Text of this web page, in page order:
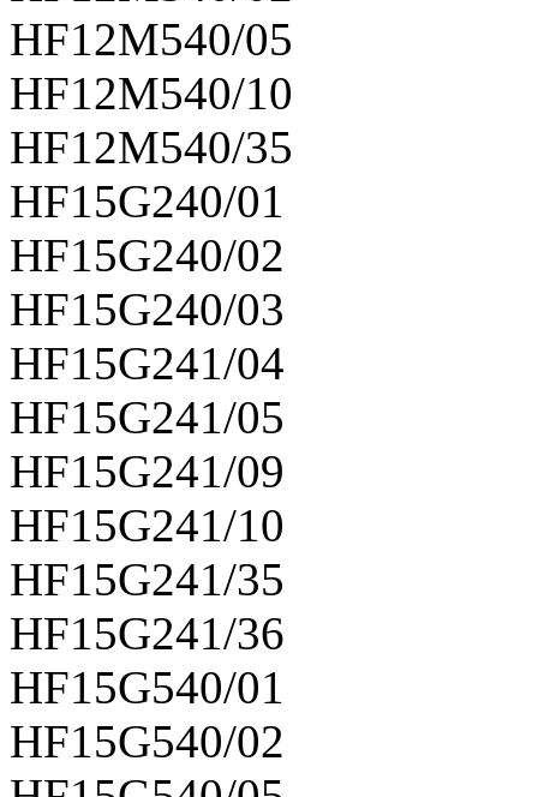
HF12M540/05
HF12M540/10
HF12M540/35
HF15G240/01
HF15G240/02
HF15G240/03
HF15G241/04
HF15G241/05
HF15G241/09
HF15G241/10
HF15G241/35
HF15G241/36
HF15G540/01
HF15G540/02